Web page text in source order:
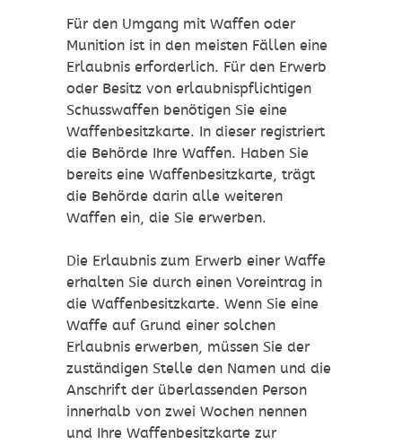
Für den Umgang mit Waffen oder
Munition ist in den meisten Fällen eine
Erlaubnis erforderlich. Für den Erwerb
oder Besitz von erlaubnispflichtigen
Schusswaffen benötigen Sie eine
Waffenbesitzkarte. In dieser registriert
die Behörde Ihre Waffen. Haben Sie
bereits eine Waffenbesitzkarte, trägt
die Behörde darin alle weiteren
Waffen ein, die Sie erwerben.
Die Erlaubnis zum Erwerb einer Waffe
erhalten Sie durch einen Voreintrag in
die Waffenbesitzkarte. Wenn Sie eine
Waffe auf Grund einer solchen
Erlaubnis erwerben, müssen Sie der
zuständigen Stelle den Namen und die
Anschrift der überlassenden Person
innerhalb von zwei Wochen nennen
und Ihre Waffenbesitzkarte zur